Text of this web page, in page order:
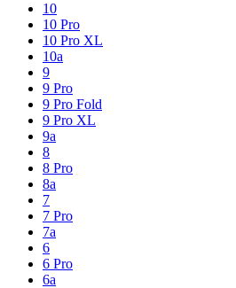
10
10 Pro
10 Pro XL
10a
9
9 Pro
9 Pro Fold
9 Pro XL
9a
8
8 Pro
8a
7
7 Pro
7a
6
6 Pro
6a